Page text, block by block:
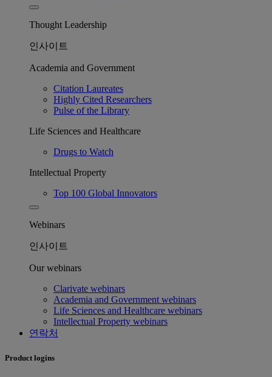
Thought Leadership
인사이트
Academia and Government
Citation Laureates
Highly Cited Researchers
Pulse of the Library
Life Sciences and Healthcare
Drugs to Watch
Intellectual Property
Top 100 Global Innovators
Webinars
인사이트
Our webinars
Clarivate webinars
Academia and Government webinars
Life Sciences and Healthcare webinars
Intellectual Property webinars
연락처
Product logins